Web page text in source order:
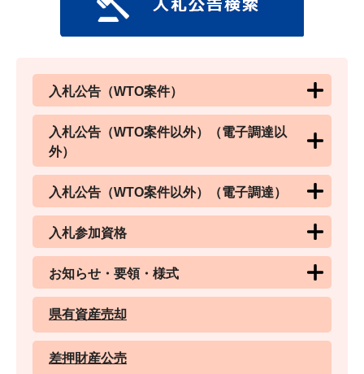
入札公告（WTO案件）
入札公告（WTO案件以外）（電子調達以
外）
入札公告（WTO案件以外）（電子調達）
入札参加資格
お知らせ・要領・様式
県有資産売却
差押財産公売